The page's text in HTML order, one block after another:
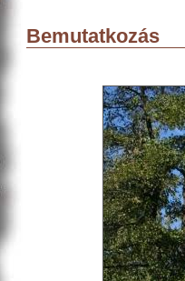
Bemutatkozás